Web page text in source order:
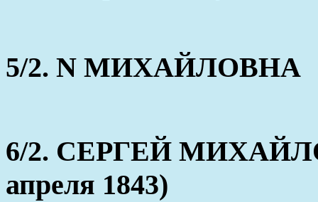
5/2. N МИХАЙЛОВНА
6/2. СЕРГЕЙ
апреля 1843)